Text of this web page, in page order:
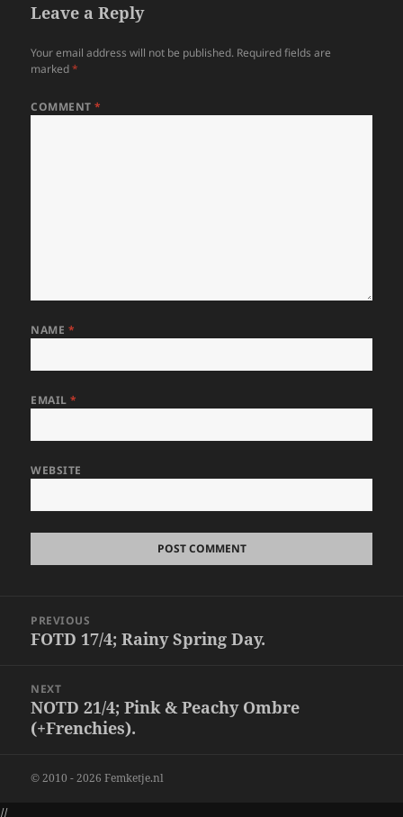
Leave a Reply
Your email address will not be published. Required fields are
marked*
COMMENT*
NAME *
EMAIL*
WEBSITE
navigation
PREVIOUS
Previous
FOTD 17/4; Rainy Spring Day.
NEXT
Next
post:
NOTD 21/4; Pink & Peachy Ombre
(+Frenchies).
© 2010 - 2026 Femketje.nl
//